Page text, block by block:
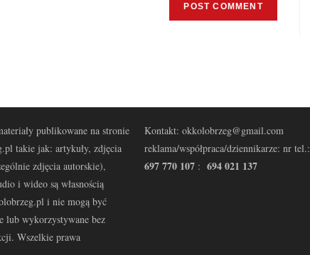
publikowane na stronie
takie jak: artykuły, zdjęcia
zdjęcia autorskie),
i wideo są własnością
i nie mogą być
lub wykorzystywane bez
Wszelkie prawa
Kontakt: okkolobrzeg@gmail.com
reklama/współpraca/dziennikarze: nr tel.:
697 770 107 : 694 021 137